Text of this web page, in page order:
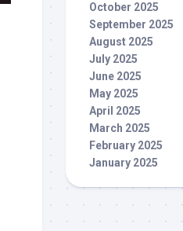
October 2025
September 2025
August 2025
July 2025
June 2025
May 2025
April 2025
March 2025
February 2025
January 2025